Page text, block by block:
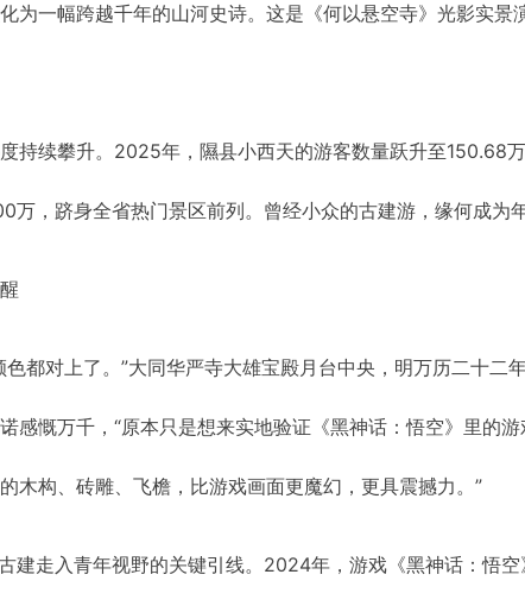
为一幅跨越千年的山河史诗。这是《何以悬空寺》光影实景
持续攀升。2025年，隰县小西天的游客数量跃升至150.68
万，跻身全省热门景区前列。曾经小众的古建游，缘何成为
都对上了。”大同华严寺大雄宝殿月台中央，明万历二十二
感慨万千，“原本只是想来实地验证《黑神话：悟空》里的
木构、砖雕、飞檐，比游戏画面更魔幻，更具震撼力。”
建走入青年视野的关键引线。2024年，游戏《黑神话：悟